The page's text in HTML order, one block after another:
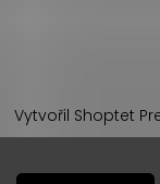
Vytvořil Shoptet